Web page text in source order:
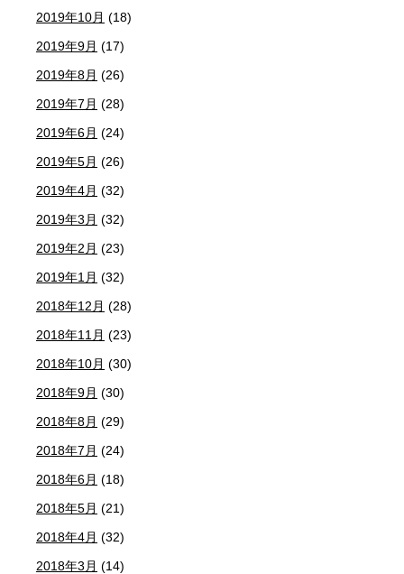
2019年10月 (18)
2019年9月 (17)
2019年8月 (26)
2019年7月 (28)
2019年6月 (24)
2019年5月 (26)
2019年4月 (32)
2019年3月 (32)
2019年2月 (23)
2019年1月 (32)
2018年12月 (28)
2018年11月 (23)
2018年10月 (30)
2018年9月 (30)
2018年8月 (29)
2018年7月 (24)
2018年6月 (18)
2018年5月 (21)
2018年4月 (32)
2018年3月 (14)